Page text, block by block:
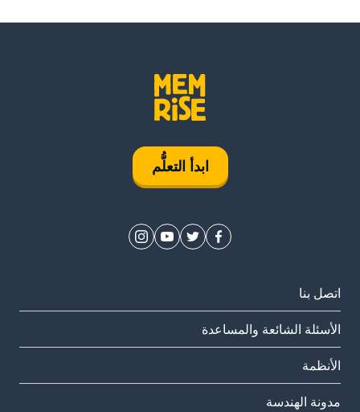
ابدأ التعلُّم
اتصل بنا
الأسئلة الشائعة والمساعدة
الأنظمة
مدونة الهندسة